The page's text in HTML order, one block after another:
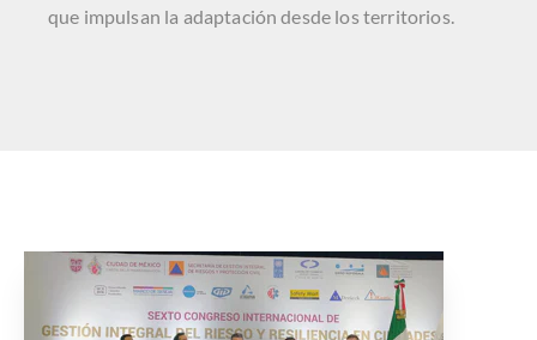
que impulsan la adaptación desde los territorios.